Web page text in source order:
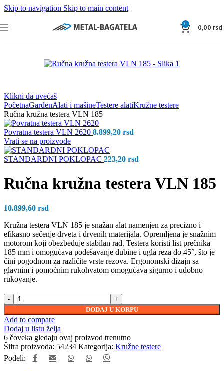
Skip to navigation Skip to main content
0 0,00 rsd
Klikni da uvećaš
PočetnaGardenAlati i mašineTestere alatiKružne testere
Ručna kružna testera VLN 185
Povratna testera VLN 2620 8.899,20 rsd
Vrati se na proizvode
STANDARDNI POKLOPAC 223,20 rsd
Ručna kružna testera VLN 185
10.899,60 rsd
Kružna testera VLN 185 je snažan alat namenjen za precizno i
efikasno sečenje drveta i drvenih materijala. Opremljena je snažnim
motorom koji obezbeđuje stabilan rad. Testera koristi list prečnika
185 mm i omogućava podešavanje dubine i ugla reza do 45°, što je
čini pogodnom za različite vrste rezova. Ergonomski dizajn sa
glavnim i pomoćnim rukohvatom omogućava sigurno i udobno
rukovanje.
DODAJ U KORPU
Add to compare
Dodaj u listu želja
6 čoveka gledaju ovaj proizvod trenutno
Šifra proizvoda: 54234 Kategorija: Kružne testere
Podeli: